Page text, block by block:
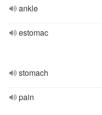
ankle
estomac
stomach
pain